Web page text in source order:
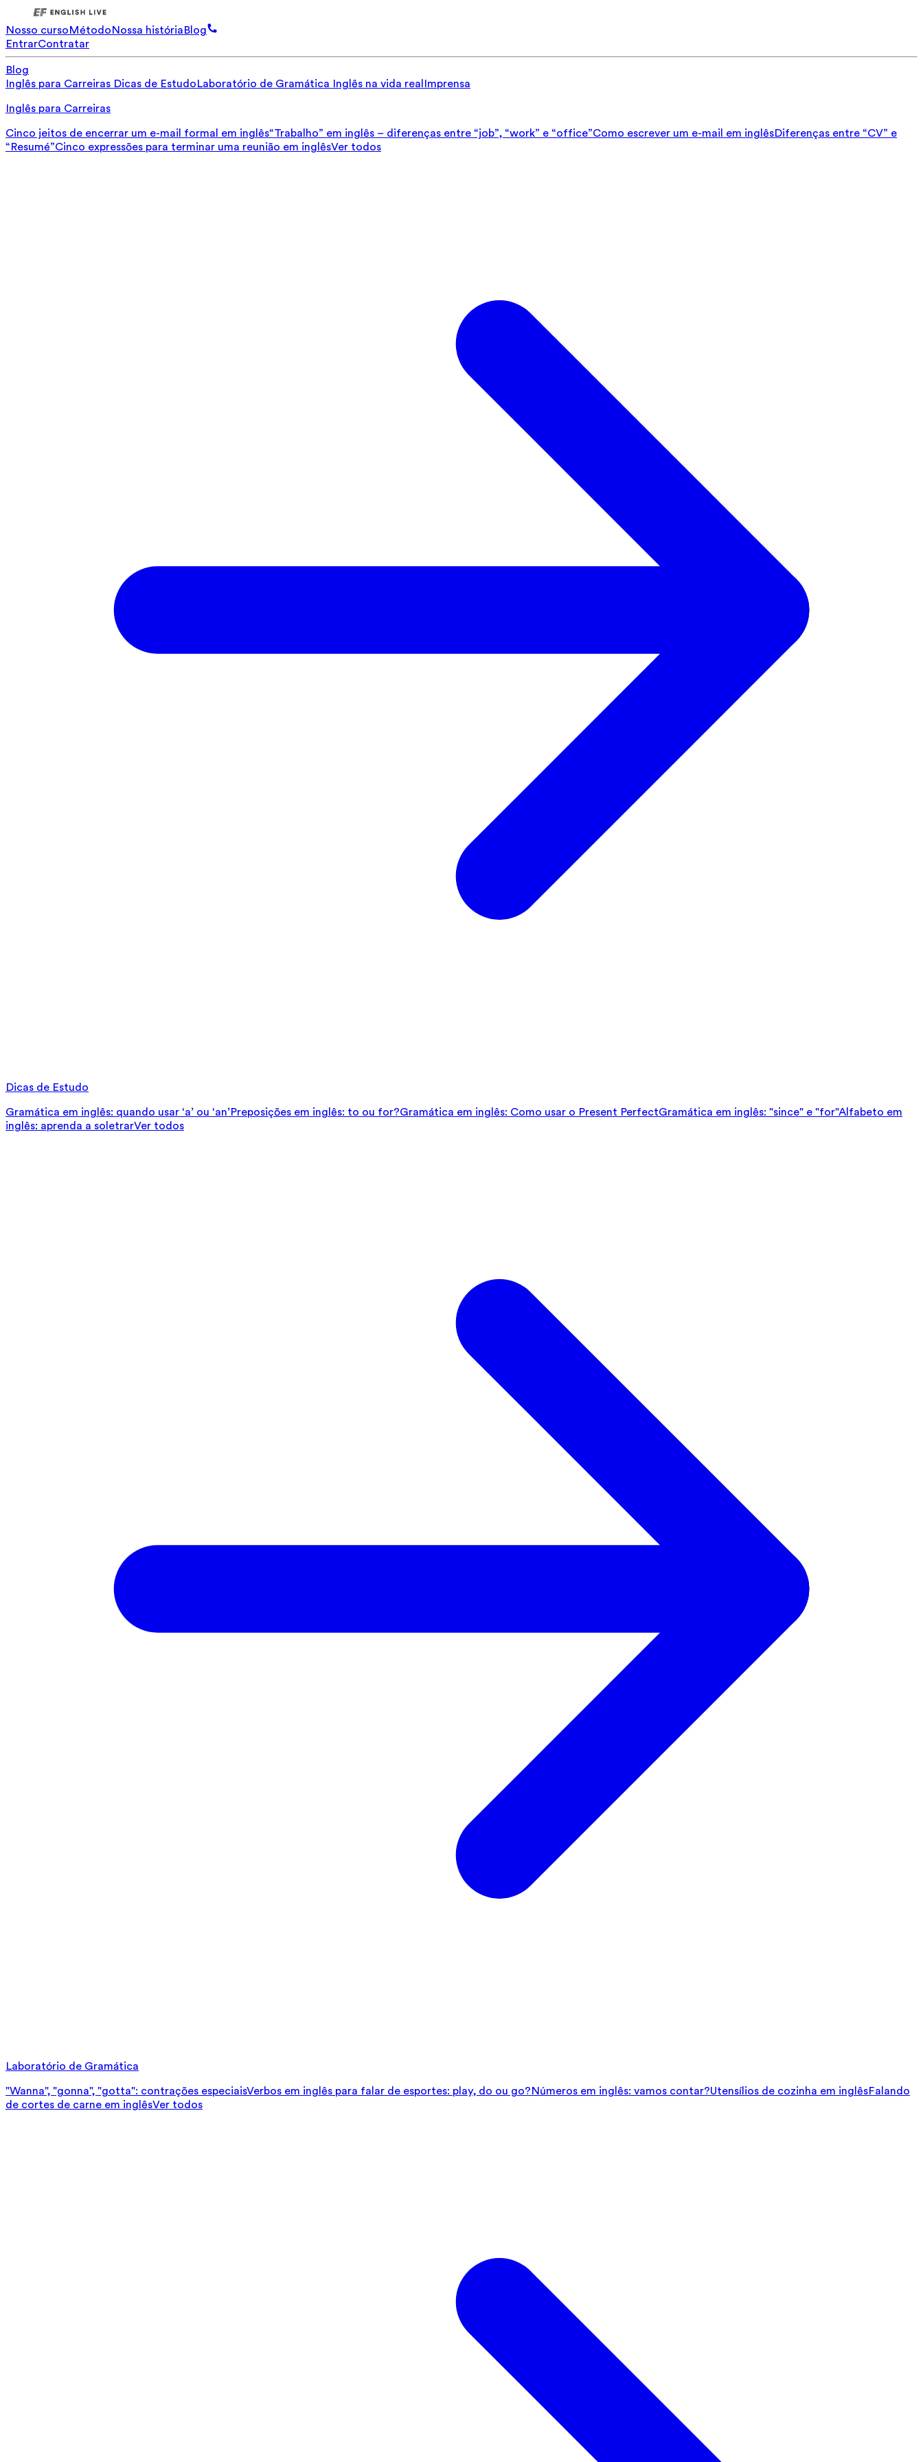
Nosso cursoMétodoNossa históriaBlog
EntrarContratar
Blog
Inglês para Carreiras Dicas de EstudoLaboratório de Gramática Inglês na vida real Imprensa
Inglês para Carreiras
Cinco jeitos de encerrar um e-mail formal em inglês“Trabalho” em inglês – diferenças entre “job”, “work” e “office”Como escrever um e-mail em inglêsDiferenças entre “CV” e
“Resumé”Cinco expressões para terminar uma reunião em inglêsVer todos
Dicas de Estudo
Gramática em inglês: quando usar ‘a’ ou ‘an’Preposições em inglês: to ou for?Gramática em inglês: Como usar o Present PerfectGramática em inglês: "since" e "for"Alfabeto em
inglês: aprenda a soletrarVer todos
Laboratório de Gramática
"Wanna", "gonna", "gotta": contrações especiaisVerbos em inglês para falar de esportes: play, do ou go?Números em inglês: vamos contar?Utensílios de cozinha em inglêsFalando
de cortes de carne em inglêsVer todos